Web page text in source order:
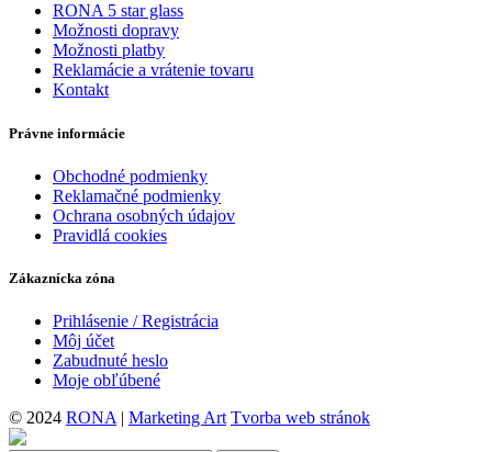
RONA 5 star glass
Možnosti dopravy
Možnosti platby
Reklamácie a vrátenie tovaru
Kontakt
Právne informácie
Obchodné podmienky
Reklamačné podmienky
Ochrana osobných údajov
Pravidlá cookies
Zákaznícka zóna
Prihlásenie / Registrácia
Môj účet
Zabudnuté heslo
Moje obľúbené
© 2024 RONA | Marketing Art Tvorba web stránok